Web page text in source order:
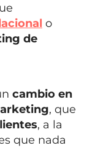
o
de
cambio en
, que
, a la
que nada